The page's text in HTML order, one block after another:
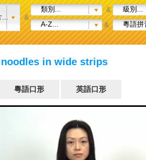
&
類別... &
級別...
A-Z...
& 粵語拼
in wide strips
粵語口形 英語口形